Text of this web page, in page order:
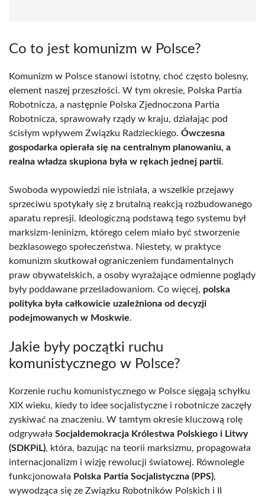
Co to jest komunizm w Polsce?
Komunizm w Polsce stanowi istotny, choć często bolesny,
element naszej przeszłości. W tym okresie, Polska Partia
Robotnicza, a następnie Polska Zjednoczona Partia
Robotnicza, sprawowały rządy w kraju, działając pod
ścisłym wpływem Związku Radzieckiego. Ówczesna
gospodarka opierała się na centralnym planowaniu, a
realna władza skupiona była w rękach jednej partii.
Swoboda wypowiedzi nie istniała, a wszelkie przejawy
sprzeciwu spotykały się z brutalną reakcją rozbudowanego
aparatu represji. Ideologiczną podstawą tego systemu był
marksizm-leninizm, którego celem miało być stworzenie
bezklasowego społeczeństwa. Niestety, w praktyce
komunizm skutkował ograniczeniem fundamentalnych
praw obywatelskich, a osoby wyrażające odmienne poglądy
były poddawane prześladowaniom. Co więcej, polska
polityka była całkowicie uzależniona od decyzji
podejmowanych w Moskwie.
Jakie były początki ruchu
komunistycznego w Polsce?
Korzenie ruchu komunistycznego w Polsce sięgają schyłku
XIX wieku, kiedy to idee socjalistyczne i robotnicze zaczęły
zyskiwać na znaczeniu. W tamtym okresie kluczową rolę
odgrywała Socjaldemokracja Królestwa Polskiego i Litwy
(SDKPiL), która, bazując na teorii marksizmu, propagowała
internacjonalizm i wizję rewolucji światowej. Równolegle
funkcjonowała Polska Partia Socjalistyczna (PPS),
wywodząca się ze Związku Robotników Polskich i II